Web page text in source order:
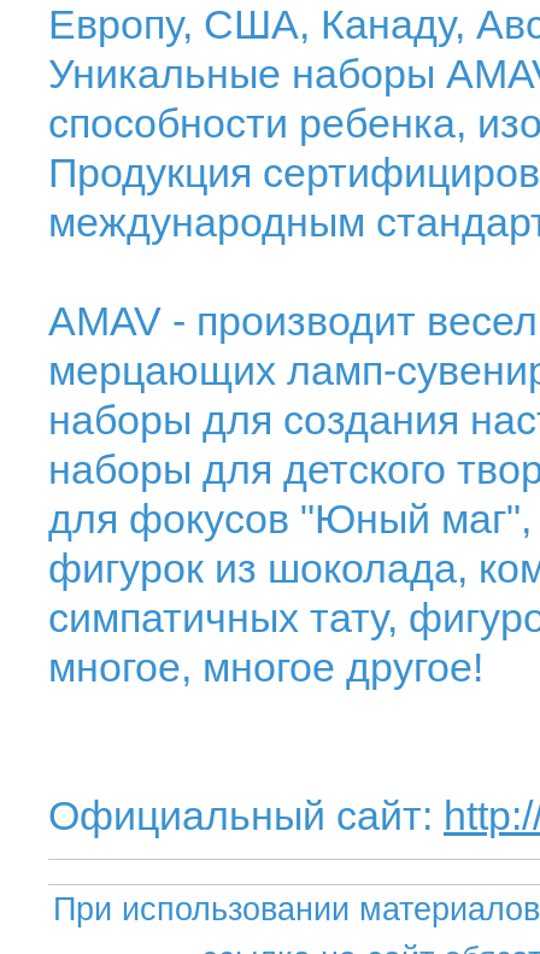
Европу, США, Канаду,
Уникальные наборы
способности ребенка,
Продукция
международным
AMAV - производит
мерцающих ламп-
наборы для создания
наборы для детского
для фокусов "Юный маг",
фигурок из шоколада,
симпатичных тату,
многое, многое другое!
Официальный сайт:
При использовании